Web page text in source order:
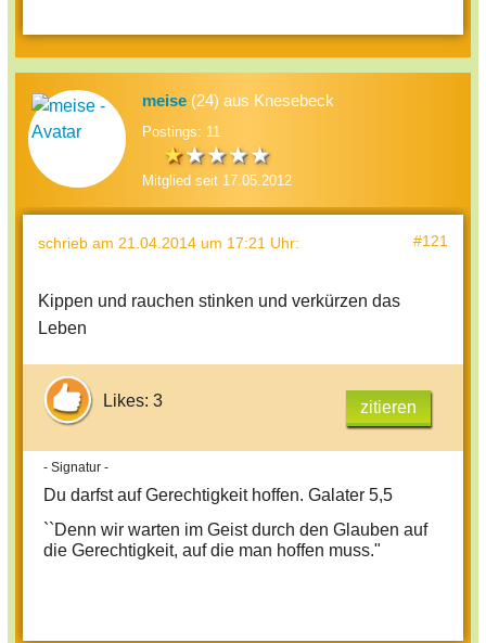
meise (24) aus Knesebeck
Postings: 11
Mitglied seit 17.05.2012
schrieb am 21.04.2014 um 17:21 Uhr: #121
Kippen und rauchen stinken und verkürzen das
Leben
Likes: 3 zitieren
- Signatur -
Du darfst auf Gerechtigkeit hoffen. Galater 5,5
``Denn wir warten im Geist durch den Glauben auf
die Gerechtigkeit, auf die man hoffen muss."